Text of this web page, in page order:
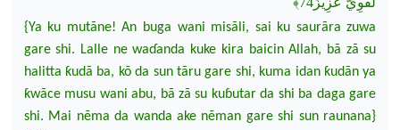
{Ya ku mutãne! An buga wani misãli, sai ku saurãra zuwa
gare shi. Lalle ne waɗanda kuke kira baicin Allah, bã zã su
halitta ƙudã ba, kõ da sun tãru gare shi, kuma idan ƙudãn ya
ƙwãce musu wani abu, bã zã su kuɓutar da shi ba daga gare
shi. Mai nẽma da wanda ake nẽman gare shi sun raunana}